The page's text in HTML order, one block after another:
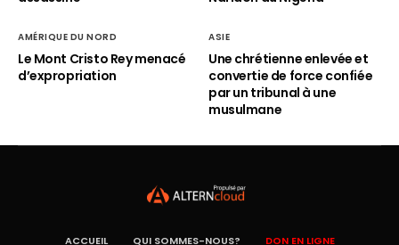
AMÉRIQUE DU NORD
Le Mont Cristo Rey menacé
d’expropriation
ASIE
Une chrétienne enlevée et
convertie de force confiée
par un tribunal à une
musulmane
ACCUEIL QUI SOMMES-NOUS? DON EN LIGNE